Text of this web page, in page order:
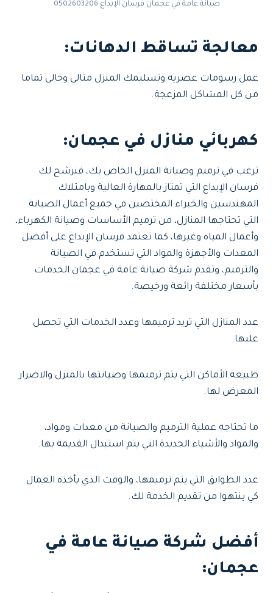
صيانة عامة في عجمان فرسان الإبداع 0502603206
معالجة تساقط الدهانات:
عمل رسومات عصريه وتسليمك المنزل مثالي وخالي تماما
من كل المشاكل المزعجة.
كهربائي منازل في عجمان:
ترغب في ترميم وصيانة المنزل الخاص بك، فنرشح لك
فرسان الإبداع التي تمتاز بالمهارة العالية وبامتلاك
المهندسين والخبراء المختصين في جميع أعمال الصيانة
التي تحتاجها المنازل، من ترميم الأساسات وصيانة الكهرباء،
وأعمال المياه وغيرها، كما تعتمد فرسان الإبداع على أفضل
المعدات والأجهزة والمواد التي تستخدم في الصيانة
والترميم، وتقدم شركة صيانة عامة في عجمان الخدمات
بأسعار مختلفة رائعة ورخيصة.
عدد المنازل التي تريد ترميمها وعدد الخدمات التي تحصل
عليها.
طبيعة الأماكن التي يتم ترميمها وصيانتها بالمنزل والاضرار
المعرض لها.
ما تحتاجه عملية الترميم والصيانة من معدات ومواد،
والمواد والأشياء الجديدة التي يتم استبدال القديمة بها.
عدد الطوابق التي يتم ترميمها، والوقت الذي يأخذه العمال
كي ينتهوا من تقديم الخدمة لك.
أفضل شركة صيانة عامة في
عجمان: